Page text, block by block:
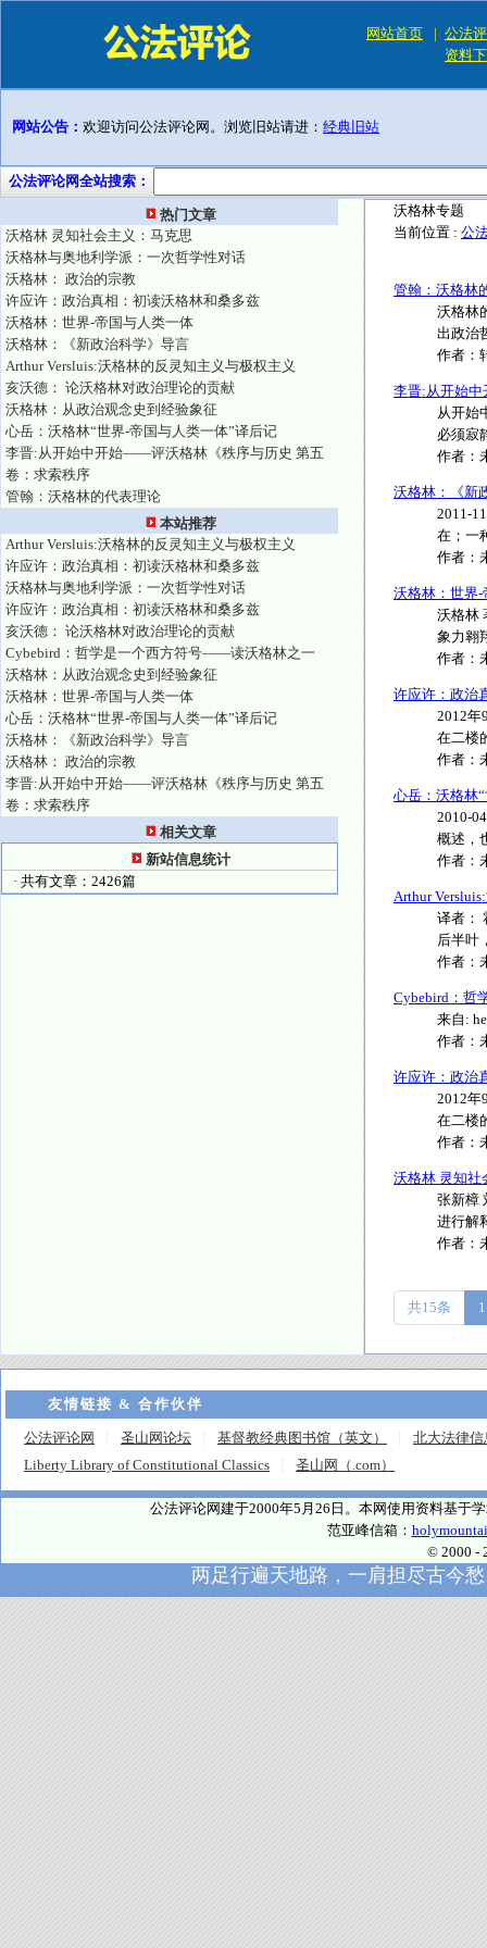
网站首页 | 公法
资料
网站公告： 欢迎访问公法评论网。浏览旧站请进： 经典旧站
公法评论网全站搜索：
热门文章
沃格林 灵知社会主义：马克思
沃格林与奥地利学派：一次哲学性对话
沃格林： 政治的宗教
许应许：政治真相：初读沃格林和桑多兹
沃格林：世界-帝国与人类一体
沃格林：《新政治科学》导言
Arthur Versluis:沃格林的反灵知主义与极权主义
亥沃德： 论沃格林对政治理论的贡献
沃格林：从政治观念史到经验象征
心岳：沃格林“世界-帝国与人类一体”译后记
李晋:从开始中开始——评沃格林《秩序与历史 第五
卷：求索秩序
管翰：沃格林的代表理论
本站推荐
Arthur Versluis:沃格林的反灵知主义与极权主义
许应许：政治真相：初读沃格林和桑多兹
沃格林与奥地利学派：一次哲学性对话
许应许：政治真相：初读沃格林和桑多兹
亥沃德： 论沃格林对政治理论的贡献
Cybebird：哲学是一个西方符号――读沃格林之一
沃格林：从政治观念史到经验象征
沃格林：世界-帝国与人类一体
心岳：沃格林“世界-帝国与人类一体”译后记
沃格林：《新政治科学》导言
沃格林： 政治的宗教
李晋:从开始中开始——评沃格林《秩序与历史 第五
卷：求索秩序
相关文章
新站信息统计
· 共有文章：2426篇
沃格林专题
当前位置 : 公
管翰：沃格林
沃格林
出政治
作者：
李晋:从开始
从开始
必须寂
作者：
沃格林：《新
2011-
在；一
作者：
沃格林：世界
沃格林
象力翱
作者：
许应许：政治
2012年
在二楼
作者：
心岳：沃格林
2010-
概述，
作者：
Arthur
译者：
后半叶
作者：
Cybebird：哲
来自:
作者：
许应许：政治
2012年
在二楼
作者：
沃格林 灵知社
张新樟
进行解
作者：
共15条 1
友情链接 & 合作伙伴
公法评论网 圣山网论坛 基督教经典图书馆（英文）
北大法律信
Liberty Library of Constitutional Classics
圣山网（.com）
公法评论网建于2000年5月26日。本网使用资料基于
范亚峰信箱：
© 2000 -
两足行遍天地路，一肩担尽古今